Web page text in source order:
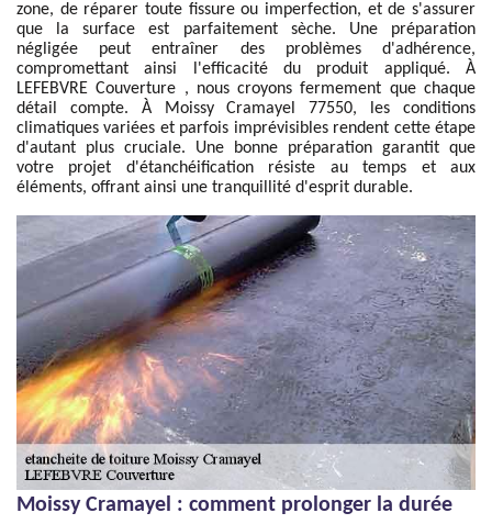
zone, de réparer toute fissure ou imperfection, et de s'assurer
que la surface est parfaitement sèche. Une préparation
négligée peut entraîner des problèmes d'adhérence,
compromettant ainsi l'efficacité du produit appliqué. À
LEFEBVRE Couverture , nous croyons fermement que chaque
détail compte. À Moissy Cramayel 77550, les conditions
climatiques variées et parfois imprévisibles rendent cette étape
d'autant plus cruciale. Une bonne préparation garantit que
votre projet d'étanchéification résiste au temps et aux
éléments, offrant ainsi une tranquillité d'esprit durable.
Moissy Cramayel : comment prolonger la durée